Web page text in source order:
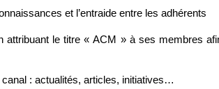
et l’entraide entre les adhérents
le titre « ACM » à ses membres
: actualités, articles, initiatives…